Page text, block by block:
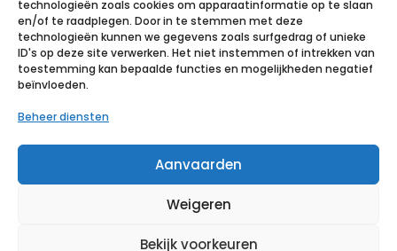
technologieën zoals cookies om apparaatinformatie op te slaan
en/of te raadplegen. Door in te stemmen met deze
technologieën kunnen we gegevens zoals surfgedrag of unieke
ID's op deze site verwerken. Het niet instemmen of intrekken van
toestemming kan bepaalde functies en mogelijkheden negatief
beïnvloeden.
Beheer diensten
Aanvaarden
Weigeren
Bekijk voorkeuren
VALAPROTECT
basic
80x140cm 4×25
p/s
Voeg toe aan verlanglijst
MoliCare Pr
Fixpnt longl M
25 p/s
Voeg toe aan verlanglijst